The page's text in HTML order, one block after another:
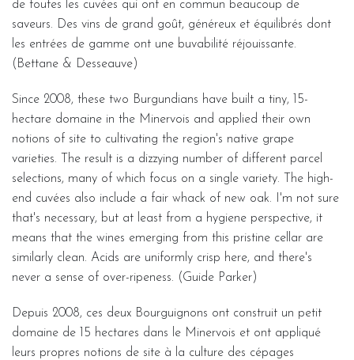
de toutes les cuvées qui ont en commun beaucoup de
saveurs. Des vins de grand goût, généreux et équilibrés dont
les entrées de gamme ont une buvabilité réjouissante.
(Bettane & Desseauve)
Since 2008, these two Burgundians have built a tiny, 15-
hectare domaine in the Minervois and applied their own
notions of site to cultivating the region's native grape
varieties. The result is a dizzying number of different parcel
selections, many of which focus on a single variety. The high-
end cuvées also include a fair whack of new oak. I'm not sure
that's necessary, but at least from a hygiene perspective, it
means that the wines emerging from this pristine cellar are
similarly clean. Acids are uniformly crisp here, and there's
never a sense of over-ripeness. (Guide Parker)
Depuis 2008, ces deux Bourguignons ont construit un petit
domaine de 15 hectares dans le Minervois et ont appliqué
leurs propres notions de site à la culture des cépages